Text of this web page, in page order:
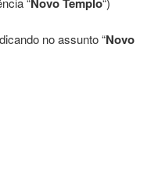
no assunto “Novo